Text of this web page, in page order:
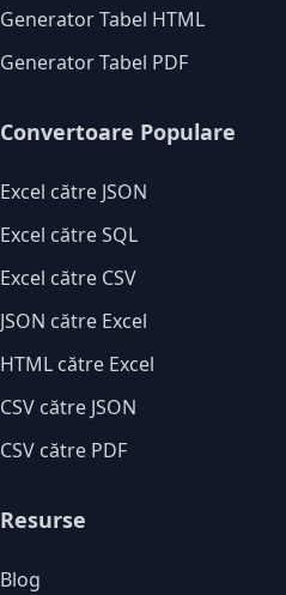
Generator Tabel HTML
Generator Tabel PDF
Convertoare Populare
Excel către JSON
Excel către SQL
Excel către CSV
JSON către Excel
HTML către Excel
CSV către JSON
CSV către PDF
Resurse
Blog